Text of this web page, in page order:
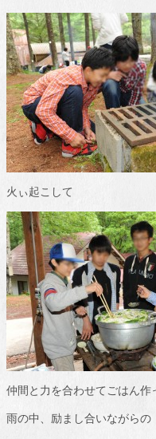
火ぃ起こして
仲間と力を合わせてごはん作
雨の中、励まし合いながらの